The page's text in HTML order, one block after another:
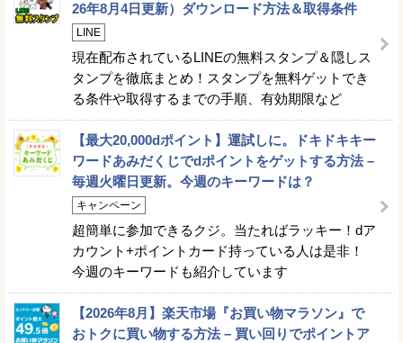
26年8月4日更新）ダウンロード方法＆取得条件
LINE
現在配布されているLINEの無料スタンプ＆隠しス
タンプを徹底まとめ！スタンプを無料ゲットでき
る条件や取得するまでの手順、有効期限など
【最大20,000dポイント】運試しに。ドキドキキー
ワードあみだくじでdポイントをゲットする方法 –
毎週火曜日更新。今週のキーワードは？
キャンペーン
超簡単に参加できるクジ。当たればラッキー！dア
カウント+ポイントカード持っている人は是非！
今週のキーワードも紹介しています
【2026年8月】楽天市場『お買い物マラソン』で
おトクに買い物する方法 – 買い回りでポイントア